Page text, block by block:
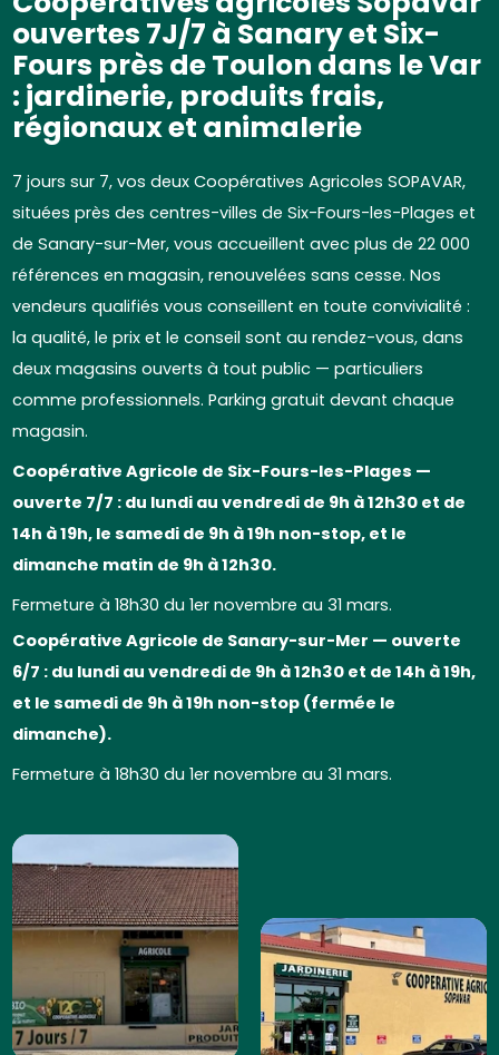
ouvertes 7J/7 à Sanary et Six-
Fours près de Toulon dans le Var
: jardinerie, produits frais,
régionaux et animalerie
7 jours sur 7, vos deux Coopératives Agricoles SOPAVAR,
situées près des centres-villes de Six-Fours-les-Plages et
de Sanary-sur-Mer, vous accueillent avec plus de 22 000
références en magasin, renouvelées sans cesse. Nos
vendeurs qualifiés vous conseillent en toute convivialité :
la qualité, le prix et le conseil sont au rendez-vous, dans
deux magasins ouverts à tout public — particuliers
comme professionnels. Parking gratuit devant chaque
magasin.
Coopérative Agricole de Six-Fours-les-Plages —
ouverte 7/7 : du lundi au vendredi de 9h à 12h30 et de
14h à 19h, le samedi de 9h à 19h non-stop, et le
dimanche matin de 9h à 12h30.
Fermeture à 18h30 du 1er novembre au 31 mars.
Coopérative Agricole de Sanary-sur-Mer — ouverte
6/7 : du lundi au vendredi de 9h à 12h30 et de 14h à 19h,
et le samedi de 9h à 19h non-stop (fermée le
dimanche).
Fermeture à 18h30 du 1er novembre au 31 mars.